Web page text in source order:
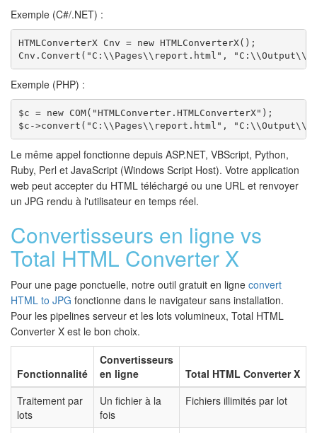
Exemple (C#/.NET) :
HTMLConverterX Cnv = new HTMLConverterX();
Cnv.Convert("C:\\Pages\\report.html",
Exemple (PHP) :
$c = new COM("HTMLConverter.HTMLConverterX");
$c->convert("C:\\Pages\\report.html",
Le même appel fonctionne depuis ASP.NET, VBScript, Python,
Ruby, Perl et JavaScript (Windows Script Host). Votre application
web peut accepter du HTML téléchargé ou une URL et renvoyer
un JPG rendu à l'utilisateur en temps réel.
Convertisseurs en ligne vs
Total HTML Converter X
Pour une page ponctuelle, notre outil gratuit en ligne convert
HTML to JPG fonctionne dans le navigateur sans installation.
Pour les pipelines serveur et les lots volumineux, Total HTML
Converter X est le bon choix.
Fonctionnalité
Convertisseurs
en ligne
Total HTML Converter X
Traitement par
lots
Un fichier à la
fois
Fichiers illimités par lot